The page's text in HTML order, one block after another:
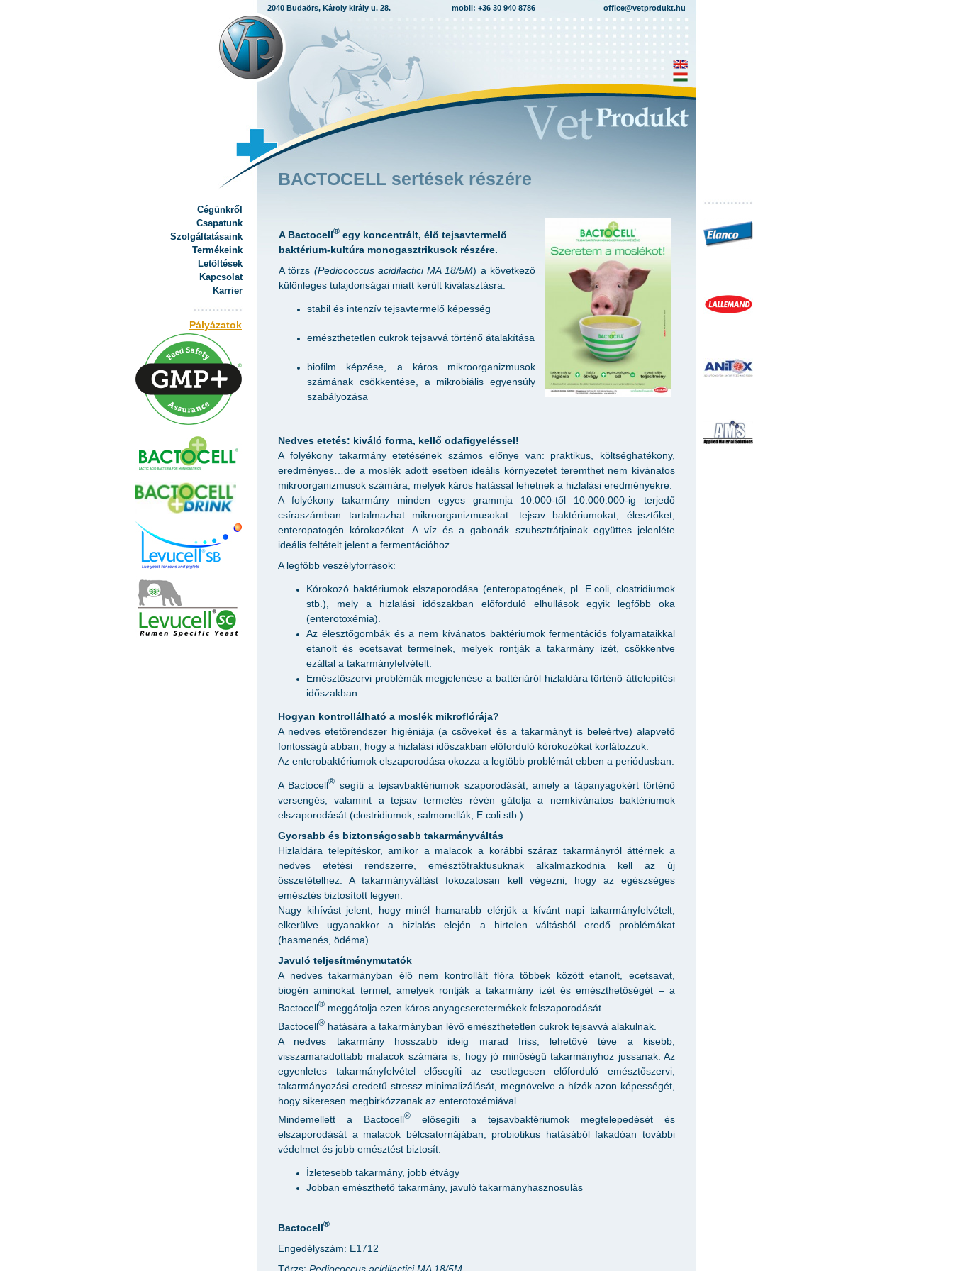
2040 Budaörs, Károly király u. 28. mobil: +36 30 940 8786 office@vetprodukt.hu
Cégünkről
Csapatunk
Szolgáltatásaink
Termékeink
Letöltések
Kapcsolat
Karrier
Pályázatok
BACTOCELL sertések részére
A Bactocell® egy koncentrált, élő tejsavtermelő
baktérium-kultúra monogasztrikusok részére.
A törzs (Pediococcus acidilactici MA 18/5M) a következő
különleges tulajdonságai miatt került kiválasztásra:
stabil és intenzív tejsavtermelő képesség
emészthetetlen cukrok tejsavvá történő átalakítása
biofilm képzése, a káros mikroorganizmusok
számának csökkentése, a mikrobiális egyensúly
szabályozása
Nedves etetés: kiváló forma, kellő odafigyeléssel!
A folyékony takarmány etetésének számos előnye van: praktikus, költséghatékony,
eredményes…de a moslék adott esetben ideális környezetet teremthet nem kívánatos
mikroorganizmusok számára, melyek káros hatással lehetnek a hizlalási eredményekre.
A folyékony takarmány minden egyes grammja 10.000-től 10.000.000-ig terjedő
csíraszámban tartalmazhat mikroorganizmusokat: tejsav baktériumokat, élesztőket,
enteropatogén kórokozókat. A víz és a gabonák szubsztrátjainak együttes jelenléte
ideális feltételt jelent a fermentációhoz.
A legfőbb veszélyforrások:
Kórokozó baktériumok elszaporodása (enteropatogének, pl. E.coli, clostridiumok
stb.), mely a hizlalási időszakban előforduló elhullások egyik legfőbb oka
(enterotoxémia).
Az élesztőgombák és a nem kívánatos baktériumok fermentációs folyamataikkal
etanolt és ecetsavat termelnek, melyek rontják a takarmány ízét, csökkentve
ezáltal a takarmányfelvételt.
Emésztőszervi problémák megjelenése a battériáról hizlaldára történő áttelepítési
időszakban.
Hogyan kontrollálható a moslék mikroflórája?
A nedves etetőrendszer higiéniája (a csöveket és a takarmányt is beleértve) alapvető
fontosságú abban, hogy a hizlalási időszakban előforduló kórokozókat korlátozzuk.
Az enterobaktériumok elszaporodása okozza a legtöbb problémát ebben a periódusban.
A Bactocell® segíti a tejsavbaktériumok szaporodását, amely a tápanyagokért történő
versengés, valamint a tejsav termelés révén gátolja a nemkívánatos baktériumok
elszaporodását (clostridiumok, salmonellák, E.coli stb.).
Gyorsabb és biztonságosabb takarmányváltás
Hizlaldára telepítéskor, amikor a malacok a korábbi száraz takarmányról áttérnek a
nedves etetési rendszerre, emésztőtraktusuknak alkalmazkodnia kell az új
összetételhez. A takarmányváltást fokozatosan kell végezni, hogy az egészséges
emésztés biztosított legyen.
Nagy kihívást jelent, hogy minél hamarabb elérjük a kívánt napi takarmányfelvételt,
elkerülve ugyanakkor a hizlalás elején a hirtelen váltásból eredő problémákat
(hasmenés, ödéma).
Javuló teljesítménymutatók
A nedves takarmányban élő nem kontrollált flóra többek között etanolt, ecetsavat,
biogén aminokat termel, amelyek rontják a takarmány ízét és emészthetőségét – a
Bactocell® meggátolja ezen káros anyagcseretermékek felszaporodását.
Bactocell® hatására a takarmányban lévő emészthetetlen cukrok tejsavvá alakulnak.
A nedves takarmány hosszabb ideig marad friss, lehetővé téve a kisebb,
visszamaradottabb malacok számára is, hogy jó minőségű takarmányhoz jussanak. Az
egyenletes takarmányfelvétel elősegíti az esetlegesen előforduló emésztőszervi,
takarmányozási eredetű stressz minimalizálását, megnövelve a hízók azon képességét,
hogy sikeresen megbirkózzanak az enterotoxémiával.
Mindemellett a Bactocell®
elősegíti a tejsavbaktériumok megtelepedését és
elszaporodását a malacok bélcsatornájában, probiotikus hatásából fakadóan további
védelmet és jobb emésztést biztosít.
Ízletesebb takarmány, jobb étvágy
Jobban emészthető takarmány, javuló takarmányhasznosulás
Bactocell®
Engedélyszám: E1712